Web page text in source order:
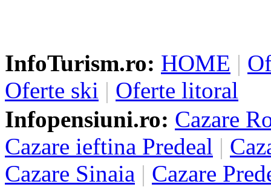
InfoTurism.ro: HOME |
Oferte ski | Oferte litoral
Infopensiuni.ro: Cazare
Cazare ieftina Predeal |
Cazare Sinaia | Cazare